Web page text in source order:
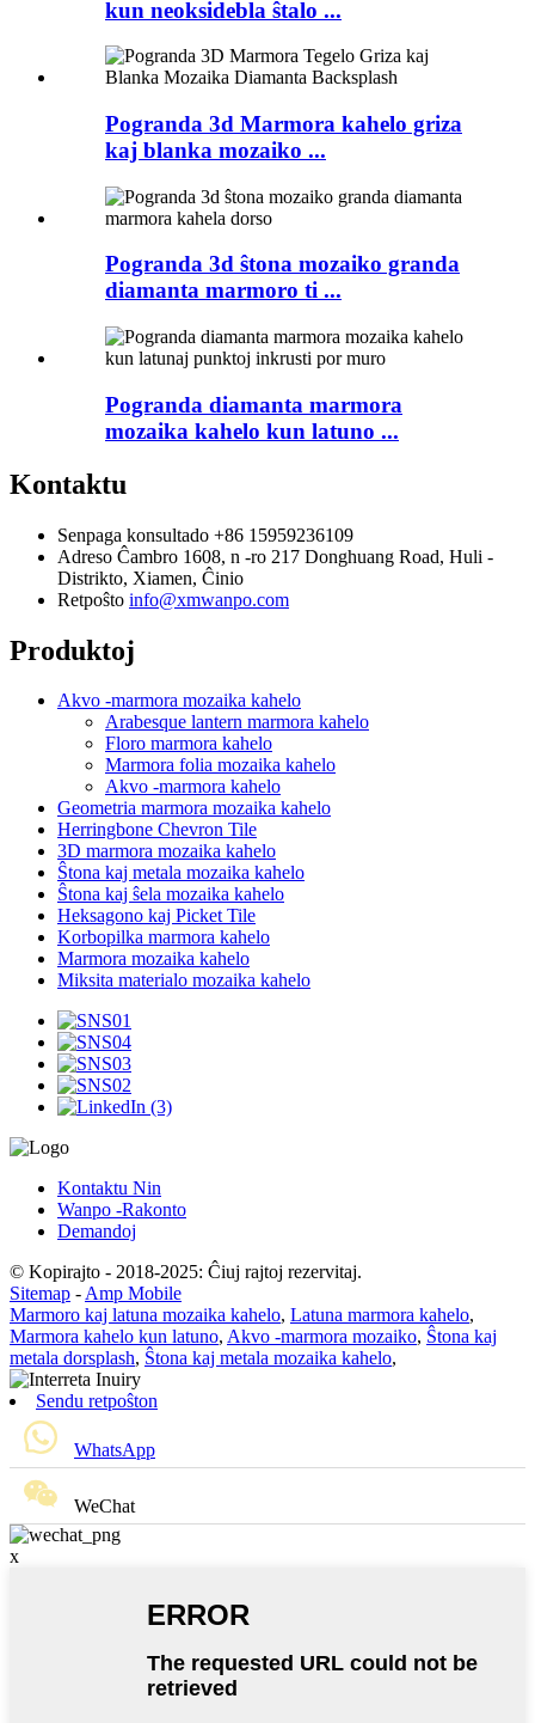
kun neoksidebla ŝtalo ...
Pogranda 3d Marmora kahelo griza
kaj blanka mozaiko ...
Pogranda 3d ŝtona mozaiko granda
diamanta marmoro ti ...
Pogranda diamanta marmora
mozaika kahelo kun latuno ...
Kontaktu
Senpaga konsultado +86 15959236109
Adreso Ĉambro 1608, n -ro 217 Donghuang Road, Huli -
Distrikto, Xiamen, Ĉinio
Retpoŝto info@xmwanpo.com
Produktoj
Akvo -marmora mozaika kahelo
Arabesque lantern marmora kahelo
Floro marmora kahelo
Marmora folia mozaika kahelo
Akvo -marmora kahelo
Geometria marmora mozaika kahelo
Herringbone Chevron Tile
3D marmora mozaika kahelo
Ŝtona kaj metala mozaika kahelo
Ŝtona kaj ŝela mozaika kahelo
Heksagono kaj Picket Tile
Korbopilka marmora kahelo
Marmora mozaika kahelo
Miksita materialo mozaika kahelo
Kontaktu Nin
Wanpo -Rakonto
Demandoj
© Kopirajto - 2018-2025: Ĉiuj rajtoj rezervitaj.
Sitemap -Amp Mobile
Marmoro kaj latuna mozaika kahelo, Latuna marmora kahelo,
Marmora kahelo kun latuno, Akvo -marmora mozaiko, Ŝtona kaj
metala dorsplash, Ŝtona kaj metala mozaika kahelo,
Sendu retpoŝton
WhatsApp
WeChat
x